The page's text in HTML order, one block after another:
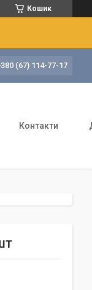
Кошик
(67) 114-77-17
Контакти